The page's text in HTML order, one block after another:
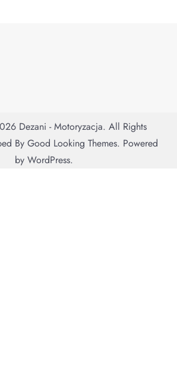
Dezani - Motoryzacja. All Rights
By Good Looking Themes. Powered
by WordPress.